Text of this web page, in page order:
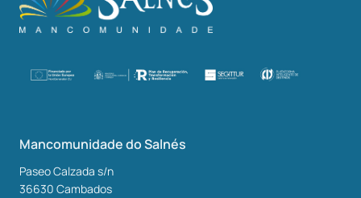
Mancomunidade do Salnés
Paseo Calzada s/n
36630 Cambados